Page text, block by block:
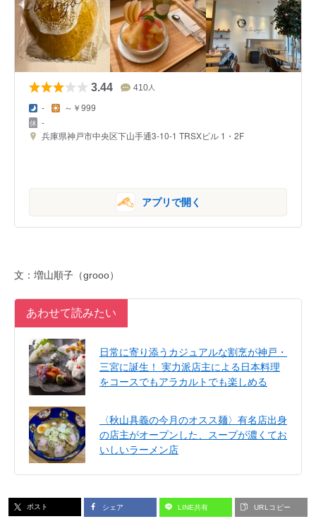
3.44 410人
- ～￥999
-
兵庫県神戸市中央区下山手通3-10-1 TRSXビル 1・2F
アプリで開く
文：増山順子（grooo）
あわせて読みたい
日常に寄り添うカジュアルな割烹が神戸・
三宮に誕生！ 実力派店主による日本料理
をコースでもアラカルトでも楽しめる
〈秋山具義の今月のオスス麺〉有名店出身
の店主がオープンした、スープが濃くてお
いしいラーメン店
ポスト シェア LINE共有 URLコピー